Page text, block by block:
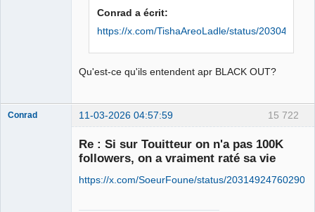
Conrad a écrit:
https://x.com/TishaAreoLadle/status/
Qu'est-ce qu'ils entendent apr BLACK OUT?
15 722
Conrad 11-03-2026 04:57:59
Re : Si sur Touitteur on n'a pas 100K
followers, on a vraiment raté sa vie
https://x.com/SoeurFoune/status/